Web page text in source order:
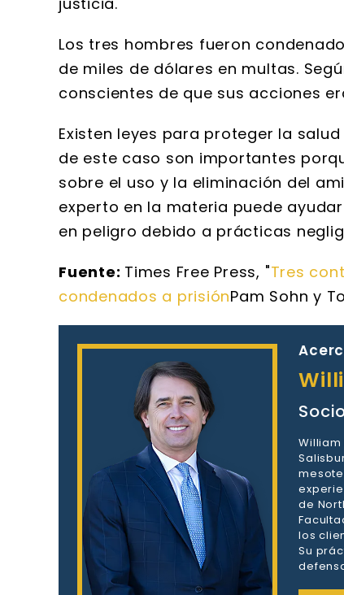
Los tres hombres fueron
de miles de dólares en multas.
conscientes de que sus acciones
Existen leyes para proteger la salud
de este caso son importantes
sobre el uso y la eliminación del
experto en la materia puede
en peligro debido a prácticas
Fuente: Times Free Press, "Tres
condenados a prisiónPam Sohn y
William
de
los
Su